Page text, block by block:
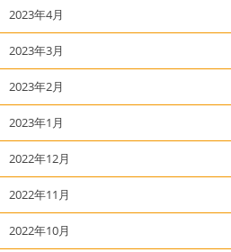
2023年4月
2023年3月
2023年2月
2023年1月
2022年12月
2022年11月
2022年10月